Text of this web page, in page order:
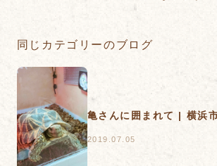
同じカテゴリーのブログ
亀さんに囲まれて | 横浜
2019.07.05